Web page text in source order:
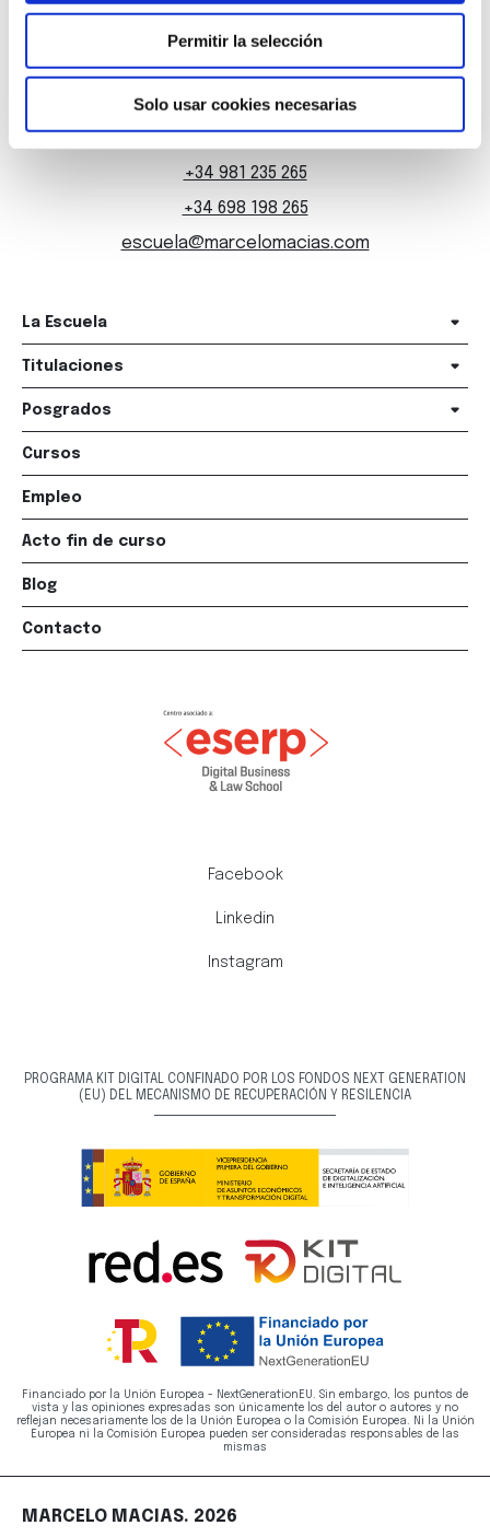
Permitir la selección
Solo usar cookies necesarias
Marqués de Amboage 12, 1º
15006 A Coruña
+34 981 235 265
+34 698 198 265
escuela@marcelomacias.com
La Escuela
Titulaciones
Posgrados
Cursos
Empleo
Acto fin de curso
Blog
Contacto
Facebook
Linkedin
Instagram
PROGRAMA KIT DIGITAL CONFINADO POR LOS FONDOS NEXT GENERATION
(EU) DEL MECANISMO DE RECUPERACIÓN Y RESILENCIA
Financiado por la Unión Europea - NextGenerationEU. Sin embargo, los puntos de
vista y las opiniones expresadas son únicamente los del autor o autores y no
reflejan necesariamente los de la Unión Europea o la Comisión Europea. Ni la Unión
Europea ni la Comisión Europea pueden ser consideradas responsables de las
mismas
MARCELO MACIAS. 2026